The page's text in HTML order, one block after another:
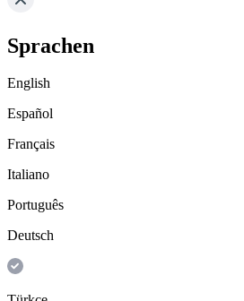
Sprachen
English
Español
Français
Italiano
Português
Deutsch